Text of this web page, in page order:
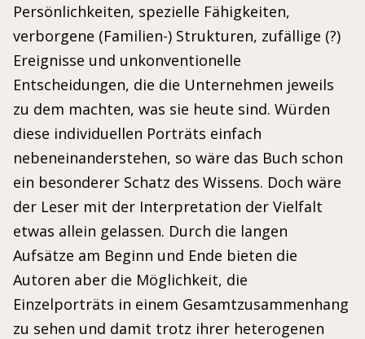
Persönlichkeiten, spezielle Fähigkeiten,
verborgene (Familien-) Strukturen, zufällige (?)
Ereignisse und unkonventionelle
Entscheidungen, die die Unternehmen jeweils
zu dem machten, was sie heute sind. Würden
diese individuellen Porträts einfach
nebeneinanderstehen, so wäre das Buch schon
ein besonderer Schatz des Wissens. Doch wäre
der Leser mit der Interpretation der Vielfalt
etwas allein gelassen. Durch die langen
Aufsätze am Beginn und Ende bieten die
Autoren aber die Möglichkeit, die
Einzelporträts in einem Gesamtzusammenhang
zu sehen und damit trotz ihrer heterogenen